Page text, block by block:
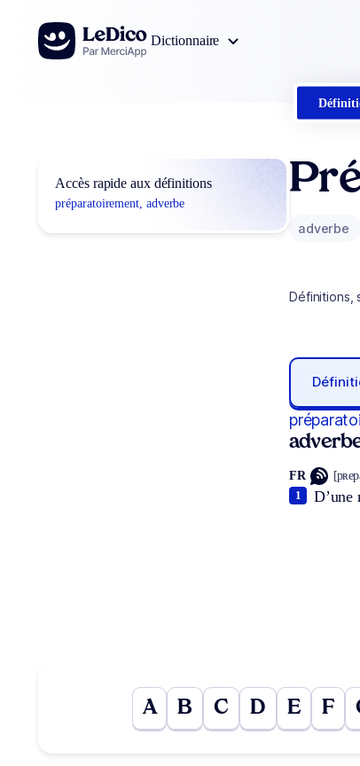
Aller au contenu
Dictionnaire
Accès rapide aux définitions
préparatoirement, adverbe
adverbe
Définitions,
FR
D’une
1
A B C D E F